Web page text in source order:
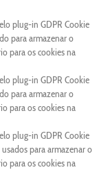
plug-in GDPR Cookie
para armazenar o
para os cookies na
plug-in GDPR Cookie
para armazenar o
para os cookies na
plug-in GDPR Cookie
para armazenar o
para os cookies na